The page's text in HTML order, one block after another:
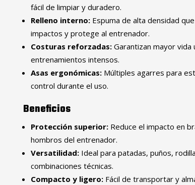
fácil de limpiar y duradero.
Relleno interno: Espuma de alta densidad
impactos y protege al entrenador.
Costuras reforzadas: Garantizan mayor vida
entrenamientos intensos.
Asas ergonómicas: Múltiples agarres para
control durante el uso.
Beneficios
Protección superior: Reduce el impacto en
hombros del entrenador.
Versatilidad: Ideal para patadas, puños,
combinaciones técnicas.
Compacto y ligero: Fácil de transportar y